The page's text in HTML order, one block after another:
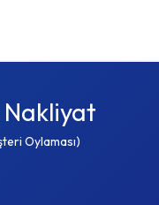
Nakliyat
Oylaması)